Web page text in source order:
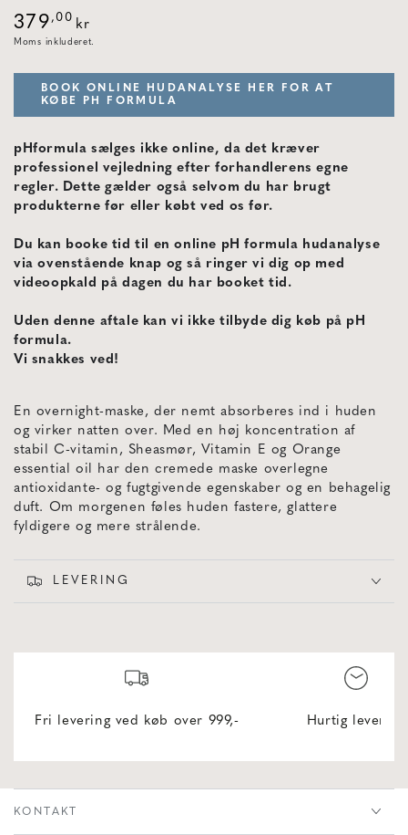
Normal
pris
379 ,00 kr
Moms inkluderet.
BOOK ONLINE HUDANALYSE HER FOR AT
KØBE PH FORMULA
pHformula sælges ikke online, da det kræver
professionel vejledning efter forhandlerens egne
regler. Dette gælder også selvom du har brugt
produkterne før eller købt ved os før.
Du kan booke tid til en online pH formula hudanalyse
via ovenstående knap og så ringer vi dig op med
videoopkald på dagen du har booket tid.
Uden denne aftale kan vi ikke tilbyde dig køb på pH
formula.
Vi snakkes ved!
En overnight-maske, der nemt absorberes ind i huden
og virker natten over. Med en høj koncentration af
stabil C-vitamin, Sheasmør, Vitamin E og Orange
essential oil har den cremede maske overlegne
antioxidante- og fugtgivende egenskaber og en behagelig
duft. Om morgenen føles huden fastere, glattere
fyldigere og mere strålende.
LEVERING
Fri levering ved køb over 999,- Hurtig levering
KONTAKT